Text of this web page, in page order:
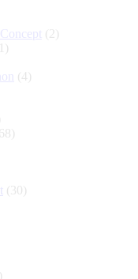
(2)
(4)
(30)